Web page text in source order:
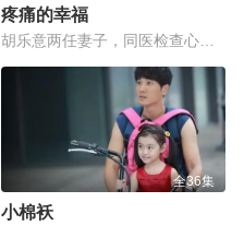
疼痛的幸福
全36集
小棉袄